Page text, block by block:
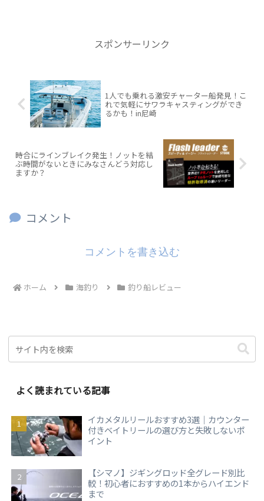
スポンサーリンク
1人でも乗れる激安チャーター船発見！こ
れで気軽にサワラキャスティングができ
るかも！in尼崎
時合にラインブレイク発生！ノットを結
ぶ時間がないときにみなさんどう対応し
ますか？
コメント
コメントを書き込む
ホーム 海釣り 釣り船レビュー
よく読まれている記事
イカメタルリールおすすめ3選｜カウンター
付きベイトリールの選び方と失敗しないポ
イント
【シマノ】ジギングロッド全グレード別比
較！初心者におすすめの1本からハイエンド
まで